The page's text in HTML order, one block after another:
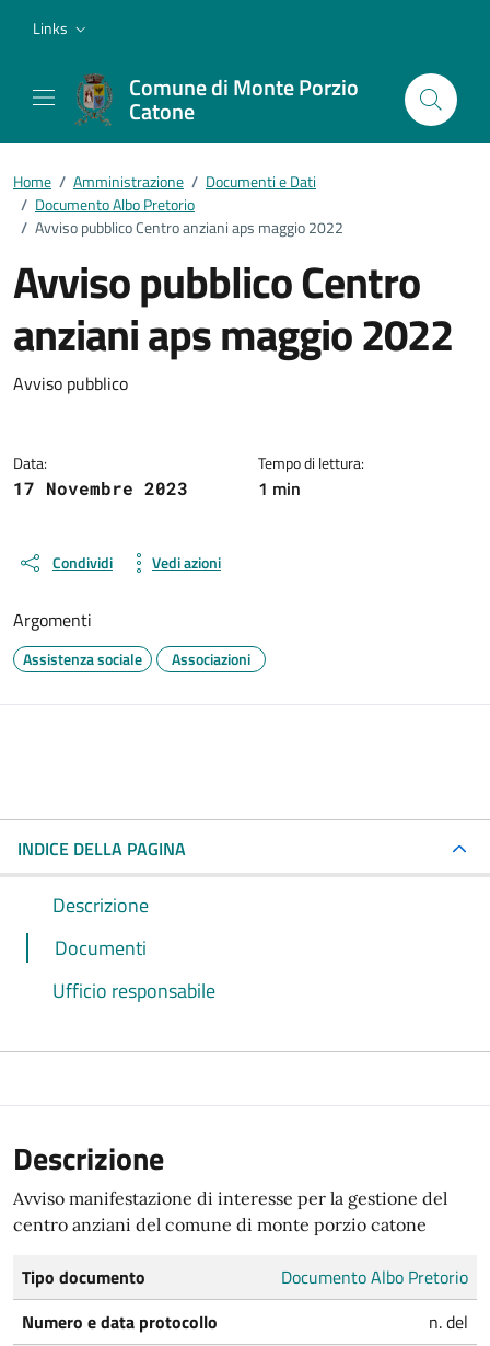
Links
Comune di Monte Porzio
Catone
Home / Amministrazione / Documenti e Dati
/ Documento Albo Pretorio
/ Avviso pubblico Centro anziani aps maggio 2022
Avviso pubblico Centro
anziani aps maggio 2022
Dettagli del documento
Avviso pubblico
Data:
17 Novembre 2023
Tempo di lettura:
1 min
Condividi Vedi azioni
Argomenti
Assistenza sociale Associazioni
INDICE DELLA PAGINA
Descrizione
Documenti
Ufficio responsabile
Descrizione
Avviso manifestazione di interesse per la gestione del
centro anziani del comune di monte porzio catone
Tipo documento
Documento Albo Pretorio
Numero e data protocollo
n. del